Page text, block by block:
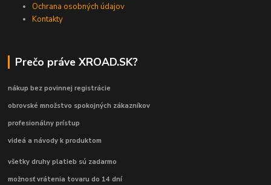
Ochrana osobných údajov
Kontakty
Prečo práve XROAD.SK?
nákup bez povinnej registrácie
obrovské množstvo spokojných zákazníkov
profesionálny prístup
videá a návody k produktom
všetky druhy platieb sú zadarmo
možnosť vrátenia tovaru do 14 dní